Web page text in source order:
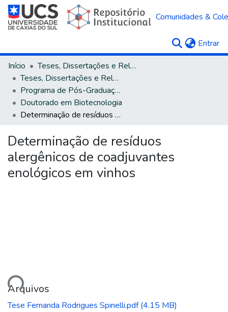
Comunidades &
Entrar
Início
Teses, Dissertações e Relatórios
Teses, Dissertações e Relatórios defendidos na UCS
Programa de Pós-Graduação em Biotecnologia
Doutorado em Biotecnologia
Determinação de resíduos alergênicos de coadjuvantes enológicos em vinhos
Determinação de resíduos
alergênicos de coadjuvantes
enológicos em vinhos
Carregando...
Arquivos
Tese Fernanda Rodrigues Spinelli.pdf(4.15 MB)